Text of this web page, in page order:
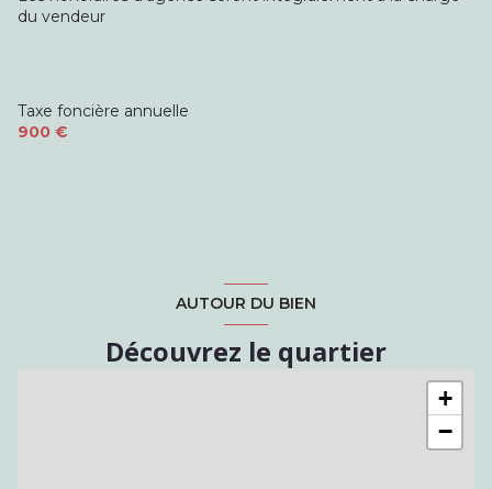
du vendeur
Taxe foncière annuelle
900 €
AUTOUR DU BIEN
Découvrez le quartier
+
−